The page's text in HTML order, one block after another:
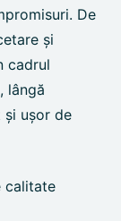
De
și
cadrul
lângă
și ușor de
calitate